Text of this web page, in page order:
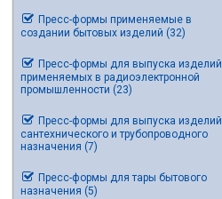
Пресс-формы применяемые в
создании бытовых изделий (32)
Пресс-формы для выпуска изделий
применяемых в радиоэлектронной
промышленности (23)
Пресс-формы для выпуска изделий
сантехнического и трубопроводного
назначения (7)
Пресс-формы для тары бытового
назначения (5)